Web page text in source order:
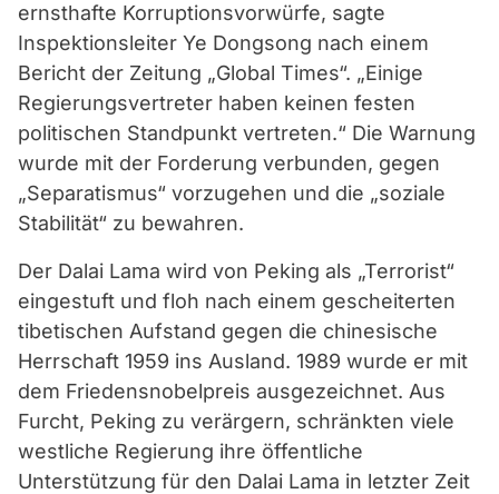
ernsthafte Korruptionsvorwürfe, sagte
Inspektionsleiter Ye Dongsong nach einem
Bericht der Zeitung „Global Times“. „Einige
Regierungsvertreter haben keinen festen
politischen Standpunkt vertreten.“ Die Warnung
wurde mit der Forderung verbunden, gegen
„Separatismus“ vorzugehen und die „soziale
Stabilität“ zu bewahren.
Der Dalai Lama wird von Peking als „Terrorist“
eingestuft und floh nach einem gescheiterten
tibetischen Aufstand gegen die chinesische
Herrschaft 1959 ins Ausland. 1989 wurde er mit
dem Friedensnobelpreis ausgezeichnet. Aus
Furcht, Peking zu verärgern, schränkten viele
westliche Regierung ihre öffentliche
Unterstützung für den Dalai Lama in letzter Zeit